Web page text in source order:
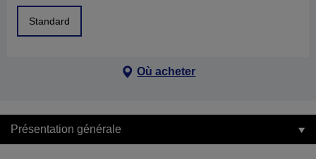
Standard
Où acheter
Présentation générale